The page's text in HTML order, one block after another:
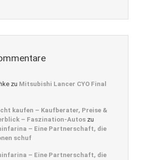
zu Mitsubishi Lancer CYO Final
kaufen – Kaufberater, Preise &
– Faszination-Autos zu
– Eine Partnerschaft, die
schuf
– Eine Partnerschaft, die